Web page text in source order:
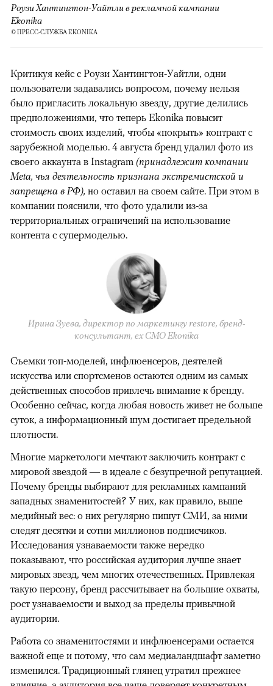
Роузи Хантингтон-Уайтли в рекламной кампании
Ekonika
© ПРЕСС-СЛУЖБА EKONIKA
Критикуя кейс с Роузи Хантингтон-Уайтли, одни
пользователи задавались вопросом, почему нельзя
было пригласить локальную звезду, другие делились
предположениями, что теперь Ekonika повысит
стоимость своих изделий, чтобы «покрыть» контракт с
зарубежной моделью. 4 августа бренд удалил фото из
своего аккаунта в Instagram (принадлежит компании
Meta, чья деятельность признана экстремистской и
запрещена в РФ), но оставил на своем сайте. При этом в
компании пояснили, что фото удалили из-за
территориальных ограничений на использование
контента с супермоделью.
Ирина Зуева, директор по маркетингу restore, бренд-
консультант, eх CMO Ekonika
Съемки топ-моделей, инфлюенсеров, деятелей
искусства или спортсменов остаются одним из самых
действенных способов привлечь внимание к бренду.
Особенно сейчас, когда любая новость живет не больше
суток, а информационный шум достигает предельной
плотности.
Многие маркетологи мечтают заключить контракт с
мировой звездой — в идеале с безупречной репутацией.
Почему бренды выбирают для рекламных кампаний
западных знаменитостей? У них, как правило, выше
медийный вес: о них регулярно пишут СМИ, за ними
следят десятки и сотни миллионов подписчиков.
Исследования узнаваемости также нередко
показывают, что российская аудитория лучше знает
мировых звезд, чем многих отечественных. Привлекая
такую персону, бренд рассчитывает на большие охваты,
рост узнаваемости и выход за пределы привычной
аудитории.
Работа со знаменитостями и инфлюенсерами остается
важной еще и потому, что сам медиаландшафт заметно
изменился. Традиционный глянец утратил прежнее